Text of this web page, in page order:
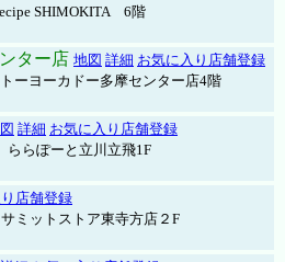
SHIMOKITA 6階
ター店 地図 詳細 お気に入り店舗登録
ーヨーカドー多摩センター店4階
詳細 お気に入り店舗登録
らぽーと立川立飛1F
店舗登録
ミットストア東寺方店２F